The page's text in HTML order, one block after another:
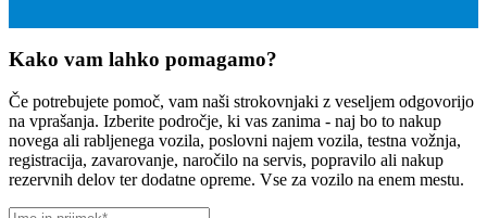
Kako vam lahko pomagamo?
Če potrebujete pomoč, vam naši strokovnjaki z veseljem odgovorijo
na vprašanja. Izberite področje, ki vas zanima - naj bo to nakup
novega ali rabljenega vozila, poslovni najem vozila, testna vožnja,
registracija, zavarovanje, naročilo na servis, popravilo ali nakup
rezervnih delov ter dodatne opreme. Vse za vozilo na enem mestu.